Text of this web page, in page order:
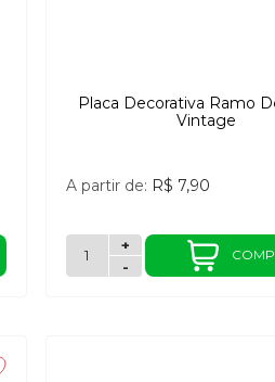
Placa Decorativa Ramo
Vintage
A partir de: R$ 7,90
-
+